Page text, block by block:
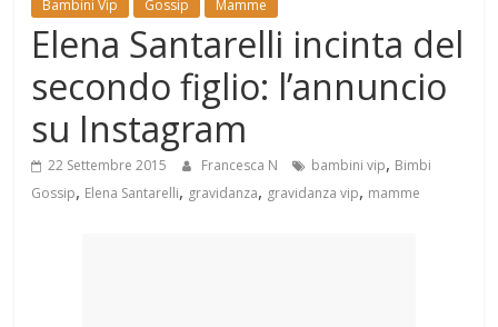
Mondo
Bambini Vip Gossip Mamme
Elena Santarelli incinta del
secondo figlio: l’annuncio
su Instagram
22 Settembre 2015 Francesca N bambini vip, Bimbi
Gossip, Elena Santarelli, gravidanza, gravidanza vip, mamme